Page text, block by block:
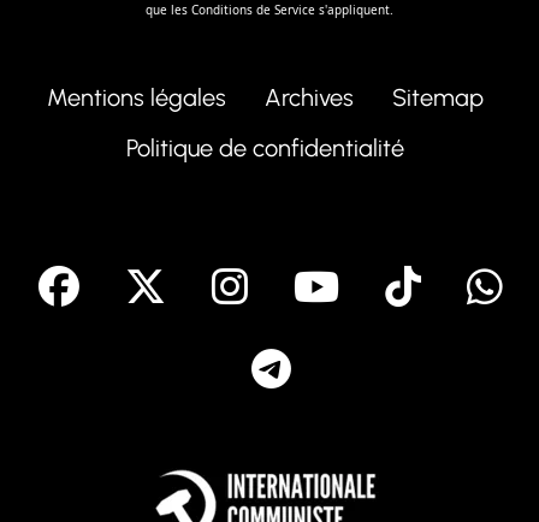
que les Conditions de Service s'appliquent.
Mentions légales Archives
Sitemap
Politique de confidentialité
facebook Instagram
Youtube
Tik